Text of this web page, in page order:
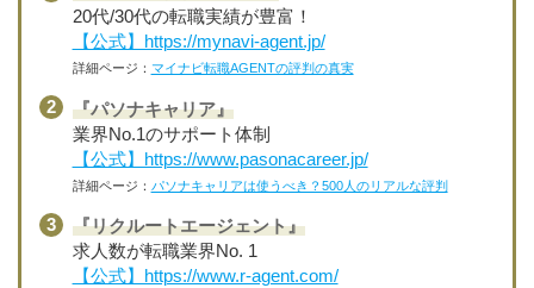
20代/30代の転職実績が豊富！
【公式】https://mynavi-agent.jp/
詳細ページ： マイナビ転職AGENTの評判の真実
『パソナキャリア』
業界No.1のサポート体制
【公式】https://www.pasonacareer.jp/
詳細ページ： パソナキャリアは使うべき？500人のリアルな評判
『リクルートエージェント』
求人数が転職業界No. 1
【公式】https://www.r-agent.com/